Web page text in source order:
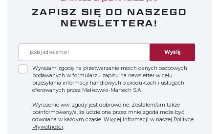
ZAPISZ SIĘ DO NASZEGO
NEWSLETTERA!
Wyślij
Wyrażam zgodę na przetwarzanie moich danych osobowych
podawanych w formularzu zapisu na newsletter w celu
przesyłania informacji handlowych o produktach i usługach
oferowanych przez Małkowski-Martech S.A.
Wyrażenie ww. zgody jest dobrowolne. Zostałem/am także
poinformowany/a, że udzielona przez mnie zgoda może być
odwołana w każdym czasie. Więcej informacji w naszej Polityce
Prywatności.